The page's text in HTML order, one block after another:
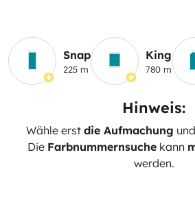
Snap
225 m
King
780 m
Hinweis:
Wähle erst die Aufmachung
Die Farbnummernsuchekann
werden.